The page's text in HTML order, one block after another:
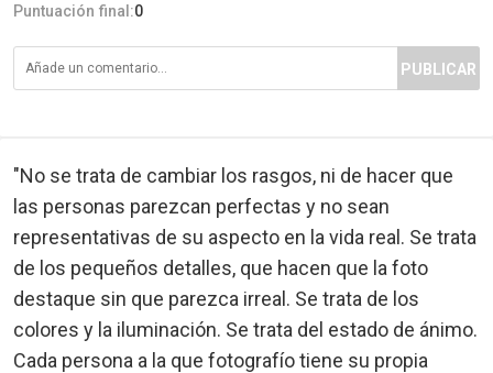
Puntuación final:0
PUBLICAR
"No se trata de cambiar los rasgos, ni de hacer que
las personas parezcan perfectas y no sean
representativas de su aspecto en la vida real. Se trata
de los pequeños detalles, que hacen que la foto
destaque sin que parezca irreal. Se trata de los
colores y la iluminación. Se trata del estado de ánimo.
Cada persona a la que fotografío tiene su propia